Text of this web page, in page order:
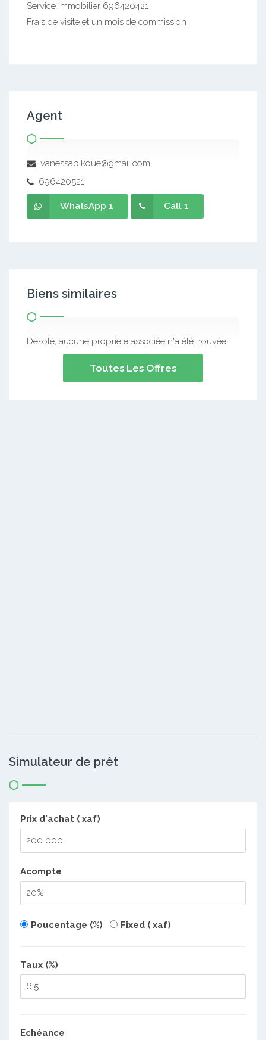
Service immobilier 696420421
Frais de visite et un mois de commission
Agent
vanessabikoue@gmail.com
696420521
WhatsApp 1 Call 1
Biens similaires
Désolé, aucune propriété associée n'a été trouvée.
Toutes Les Offres
Simulateur de prêt
Prix d'achat ( xaf)
Acompte
Poucentage (%) Fixed ( xaf)
Taux (%)
Echéance